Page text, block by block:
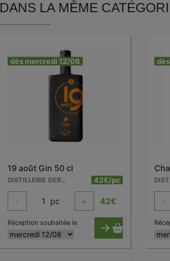
DANS LA MÊME
dès mercredi 12/08
19 août Gin 50 cl
DISTILLERIE GERVIN 42€/pc
- 1 pc + 42€
Réception souhaitée le
-